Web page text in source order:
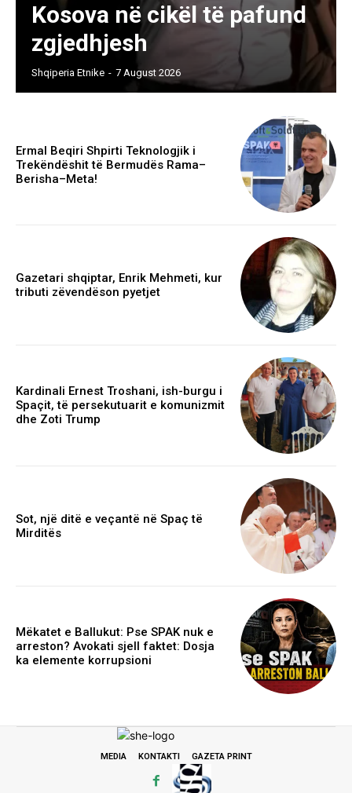
Kosova në cikël të pafund
zgjedhjesh
Shqiperia Etnike - 7 August 2026
Ermal Beqiri Shpirti Teknologjik i
Trekëndëshit të Bermudës Rama–
Berisha–Meta!
Gazetari shqiptar, Enrik Mehmeti, kur
tributi zëvendëson pyetjet
Kardinali Ernest Troshani, ish-burgu i
Spaçit, të persekutuarit e komunizmit
dhe Zoti Trump
Sot, një ditë e veçantë në Spaç të
Mirditës
Mëkatet e Ballukut: Pse SPAK nuk e
arreston? Avokati sjell faktet: Dosja
ka elemente korrupsioni
MEDIA KONTAKTI GAZETA PRINT